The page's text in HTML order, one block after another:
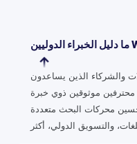
والشركاء الذين يساعدون
محترفين موثوقين ذوي خبرة
محركات البحث متعددة